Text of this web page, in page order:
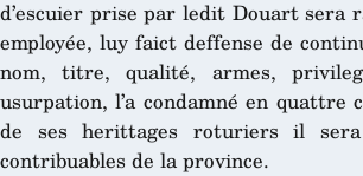
d’escuier prise par ledit Douart sera
employée, luy faict deffense de
nom, titre, qualité, armes,
usurpation, l’a condamné en quattre
de ses herittages roturiers il
contribuables de la province.